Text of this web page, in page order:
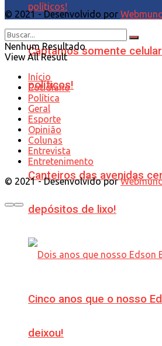
Captamos somente
políticos!
Canteiros das avenidas
depósitos de lixo!
Cinco anos que o nosso
deixou!
© 2021 - Desenvolvido por
Nenhum Resultado
View All Result
Início
Cotidiano
Política
Geral
Esporte
Opinião
Colunas
Entrevista
Entretenimento
© 2021 - Desenvolvido por